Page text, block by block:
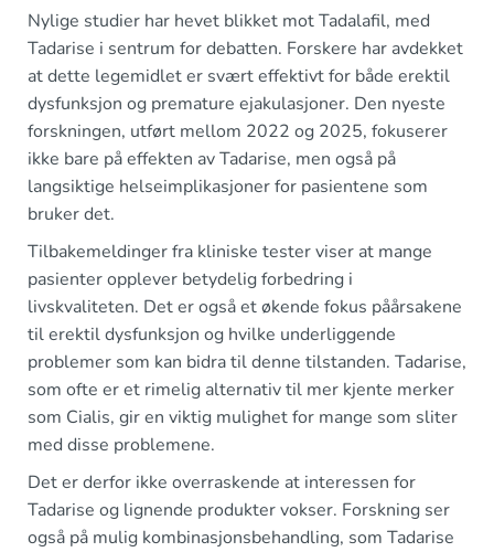
Nylige studier har hevet blikket mot Tadalafil, med
Tadarise i sentrum for debatten. Forskere har avdekket
at dette legemidlet er svært effektivt for både erektil
dysfunksjon og premature ejakulasjoner. Den nyeste
forskningen, utført mellom 2022 og 2025, fokuserer
ikke bare på effekten av Tadarise, men også på
langsiktige helseimplikasjoner for pasientene som
bruker det.
Tilbakemeldinger fra kliniske tester viser at mange
pasienter opplever betydelig forbedring i
livskvaliteten. Det er også et økende fokus påårsakene
til erektil dysfunksjon og hvilke underliggende
problemer som kan bidra til denne tilstanden. Tadarise,
som ofte er et rimelig alternativ til mer kjente merker
som Cialis, gir en viktig mulighet for mange som sliter
med disse problemene.
Det er derfor ikke overraskende at interessen for
Tadarise og lignende produkter vokser. Forskning ser
også på mulig kombinasjonsbehandling, som Tadarise